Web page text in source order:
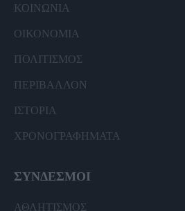
ΚΟΙΝΩΝΙΑ
ΟΙΚΟΝΟΜΙΑ
ΠΟΛΙΤΙΣΜΟΣ
ΠΕΡΙΒΑΛΛΟΝ
ΙΣΤΟΡΙΑ
ΧΡΟΝΟΓΡΑΦΗΜΑΤΑ
ΣΥΝΔΕΣΜΟΙ
ΑΘΛΗΤΙΣΜΟΣ